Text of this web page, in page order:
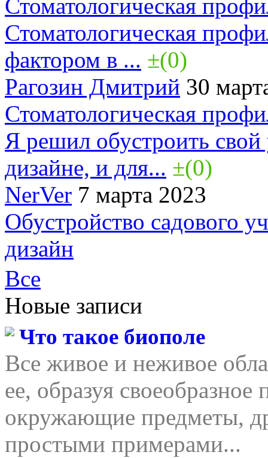
Стоматологическая
Стоматологическая
фактором в ... ±(0)
Рагозин Дмитрий 30
Стоматологическая
Я решил обустроить
дизайне, и для... ±(0)
NerVer 7 марта 2023
Обустройство садового
дизайн
Все
Новые записи
Что такое биополе
Все живое и неживое
ее, образуя своеобразное
окружающие предметы,
простыми примерами...